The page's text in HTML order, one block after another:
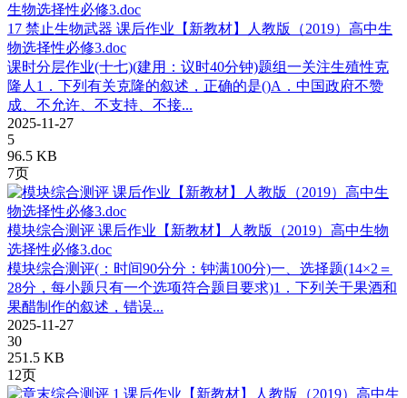
17 禁止生物武器 课后作业【新教材】人教版（2019）高中生
物选择性必修3.doc
课时分层作业(十七)(建用：议时40分钟)题组一关注生殖性克
隆人1．下列有关克隆的叙述，正确的是()A．中国政府不赞
成、不允许、不支持、不接...
2025-11-27
5
96.5 KB
7页
模块综合测评 课后作业【新教材】人教版（2019）高中生物
选择性必修3.doc
模块综合测评(：时间90分分：钟满100分)一、选择题(14×2＝
28分，每小题只有一个选项符合题目要求)1．下列关于果酒和
果醋制作的叙述，错误...
2025-11-27
30
251.5 KB
12页